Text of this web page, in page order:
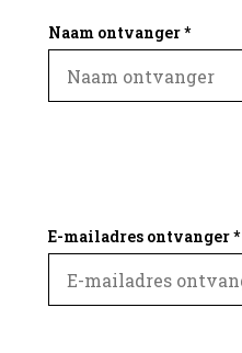
Naam ontvanger *
E-mailadres ontvanger *